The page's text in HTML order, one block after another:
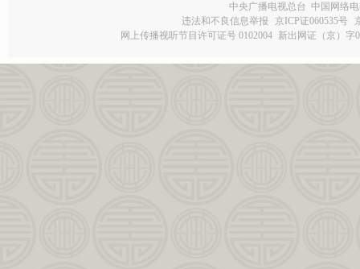
中央广播电视总台 中国网络
违法和不良信息举报
京ICP证060535号
网上传播视听节目许可证号 0102004 新出网证（京）